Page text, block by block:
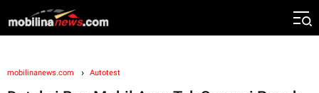
mobilinanews.com Autotest